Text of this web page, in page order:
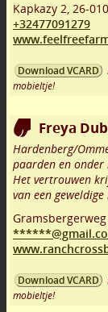
Kapkazy 2, 26-010
+32477091279
Download VCARD
mobieltje!
Freya
Hardenberg/
paarden en onder
Het vertrouwen
van een
Download VCARD
mobieltje!